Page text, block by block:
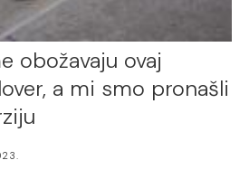
obožavaju ovaj
a mi smo pronašli